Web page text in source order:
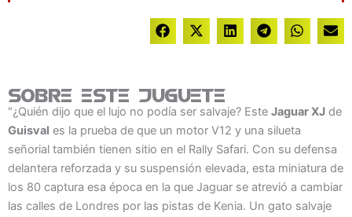
Sobre este juguete
"¿Quién dijo que el lujo no podía ser salvaje? Este Jaguar XJ de
Guisval es la prueba de que un motor V12 y una silueta
señorial también tienen sitio en el Rally Safari. Con su defensa
delantera reforzada y su suspensión elevada, esta miniatura de
los 80 captura esa época en la que Jaguar se atrevió a cambiar
las calles de Londres por las pistas de Kenia. Un gato salvaje